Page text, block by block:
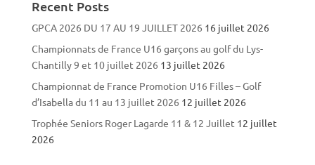
Recent Posts
GPCA 2026 DU 17 AU 19 JUILLET 2026 16 juillet 2026
Championnats de France U16 garçons au golf du Lys-
Chantilly 9 et 10 juillet 2026 13 juillet 2026
Championnat de France Promotion U16 Filles – Golf
d’Isabella du 11 au 13 juillet 2026 12 juillet 2026
Trophée Seniors Roger Lagarde 11 & 12 Juillet 12 juillet
2026